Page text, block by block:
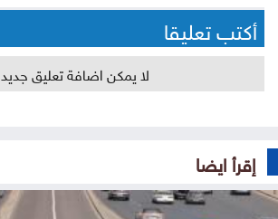
أكتب تعليقا
لا يمكن اضافة تعليق جديد
إقرأ ايضا